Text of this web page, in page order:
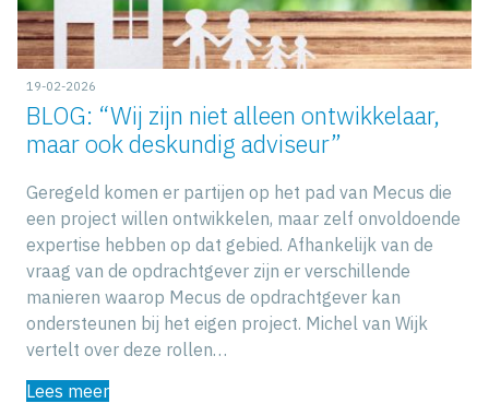
19-02-2026
BLOG: “Wij zijn niet alleen ontwikkelaar,
maar ook deskundig adviseur”
Geregeld komen er partijen op het pad van Mecus die
een project willen ontwikkelen, maar zelf onvoldoende
expertise hebben op dat gebied. Afhankelijk van de
vraag van de opdrachtgever zijn er verschillende
manieren waarop Mecus de opdrachtgever kan
ondersteunen bij het eigen project. Michel van Wijk
vertelt over deze rollen…
Lees meer